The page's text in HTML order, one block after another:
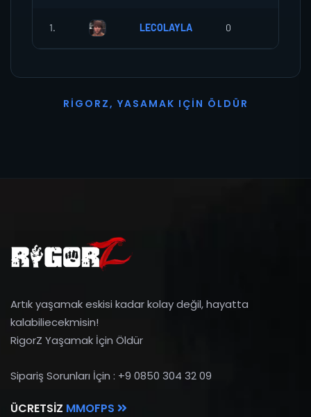
1. LECOLAYLA 0
R I G O R Z, YASAMAK I ÇI N Ö L D Ü R
Artık yaşamak eskisi kadar kolay değil, hayatta
kalabiliecekmisin!
RigorZ Yaşamak İçin Öldür
Sipariş Sorunları İçin : +9 0850 304 32 09
ÜCRETSIZ MMOFPS